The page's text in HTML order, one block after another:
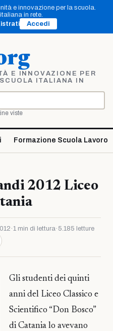
e innovazione per la scuola.
in rete.
Accedi
E INNOVAZIONE PER
ITALIANA IN
viste
Formazione Scuola Lavoro
2012 Liceo
·1 min di lettura· 5.185 letture
Gli studenti dei quinti
anni del Liceo Classico e
Scientifico “Don Bosco”
di Catania lo avevano